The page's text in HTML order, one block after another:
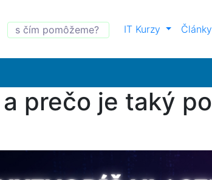
IT Kurzy Články
prečo je taký